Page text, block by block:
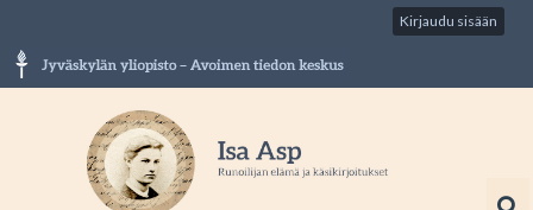
Kirjaudu sisään